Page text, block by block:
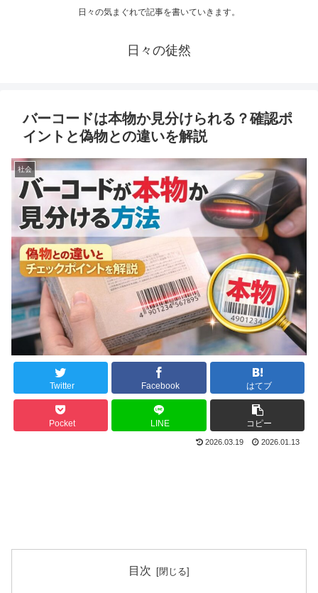
日々の気まぐれで記事を書いていきます。
日々の徒然
バーコードは本物か見分けられる？確認ポ
イントと偽物との違いを解説
社会
Twitter Facebook はてブ
Pocket LINE コピー
2026.03.19 2026.01.13
目次